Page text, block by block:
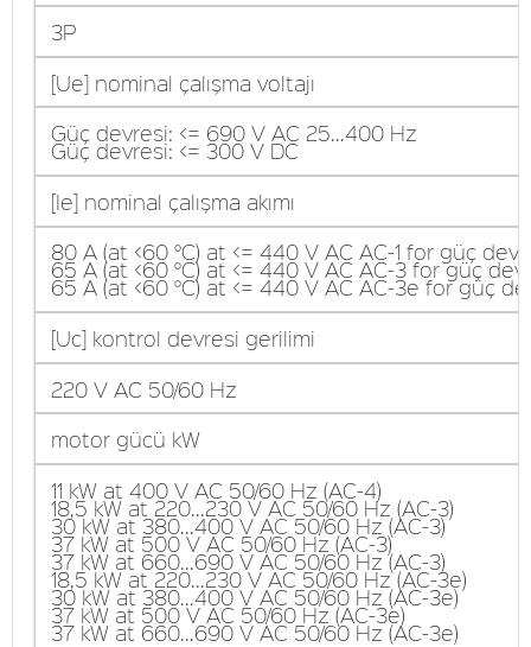
3P
[Ue] nominal çalışma voltajı
Güç devresi: <= 690 V AC 25...400 Hz
Güç devresi: <= 300 V DC
[Ie] nominal çalışma akımı
80 A (at <60 °C) at <= 440 V AC AC-1 for güç
65 A (at <60 °C) at <= 440 V AC AC-3 for güç
65 A (at <60 °C) at <= 440 V AC AC-3e for güç
[Uc] kontrol devresi gerilimi
220 V AC 50/60 Hz
motor gücü kW
11 kW at 400 V AC 50/60 Hz (AC-4)
18,5 kW at 220...230 V AC 50/60 Hz (AC-3)
30 kW at 380...400 V AC 50/60 Hz (AC-3)
37 kW at 500 V AC 50/60 Hz (AC-3)
37 kW at 660...690 V AC 50/60 Hz (AC-3)
18,5 kW at 220...230 V AC 50/60 Hz (AC-3e)
30 kW at 380...400 V AC 50/60 Hz (AC-3e)
37 kW at 500 V AC 50/60 Hz (AC-3e)
37 kW at 660...690 V AC 50/60 Hz (AC-3e)